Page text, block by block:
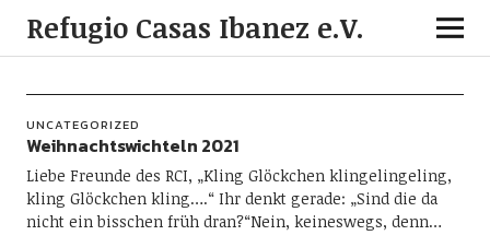
Refugio Casas Ibanez e.V.
UNCATEGORIZED
Weihnachtswichteln 2021
Liebe Freunde des RCI, „Kling Glöckchen klingelingeling,
kling Glöckchen kling….“ Ihr denkt gerade: „Sind die da
nicht ein bisschen früh dran?“Nein, keineswegs, denn…